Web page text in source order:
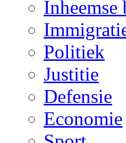
Politiek
Justitie
Defensie
Economie